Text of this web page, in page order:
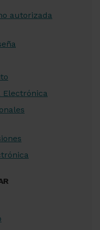
autorizada
Electrónica